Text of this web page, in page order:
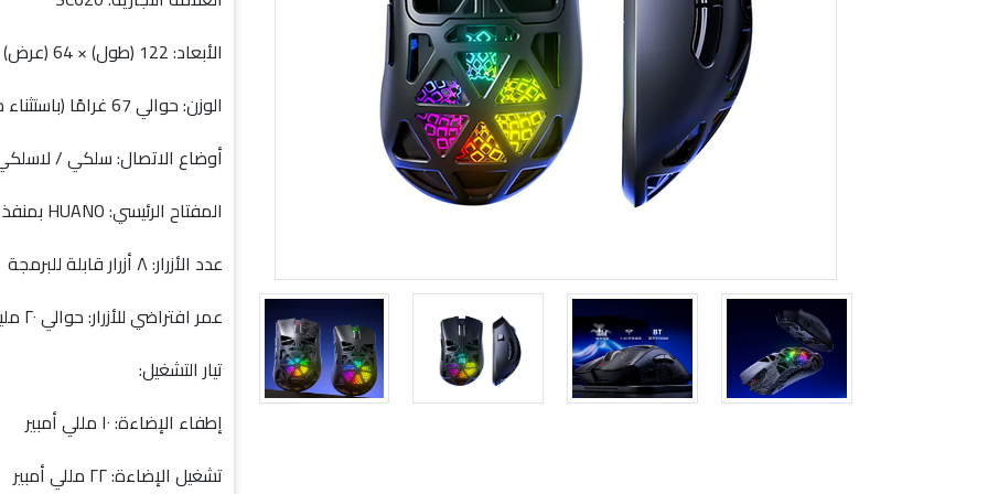
الأبعاد: 122 (طول) × 64 (عرض) × 40 (ارتفاع) ملم
الوزن: حوالي 67 غرامًا (باستثناء جهاز الاستقبال)
أوضاع الاتصال: سلكي / لاسلكي 2.4 جيجاهرتز /
المفتاح الرئيسي: HUANO بمنفذ USB تقريبًا عمر افتراضي يصل إلى ٢٠ مليون نقرة
عدد الأزرار: ٨ أزرار قابلة للبرمجة
عمر افتراضي للأزرار: حوالي ٢٠ مليون نقرة
تيار التشغيل:
إطفاء الإضاءة: ١٠ مللي أمبير
تشغيل الإضاءة: ٢٢ مللي أمبير